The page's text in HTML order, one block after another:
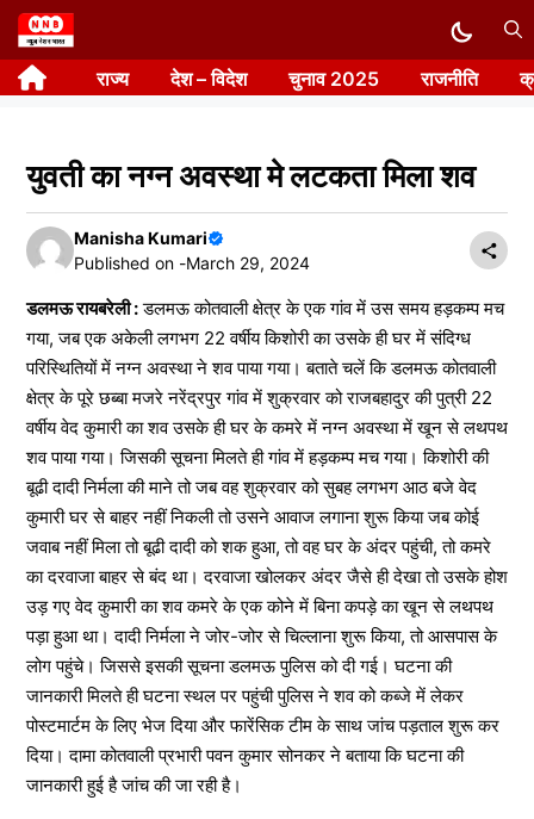
Skip
to
content राज्य देश – विदेश चुनाव 2025 राजनीति
युवती का नग्न अवस्था मे लटकता मिला शव
Manisha Kumari
Published on -March 29, 2024
डलमऊ रायबरेली :डलमऊ कोतवाली क्षेत्र के एक गांव में उस समय हड़कम्प मच
गया, जब एक अकेली लगभग 22 वर्षीय किशोरी का उसके ही घर में संदिग्ध
परिस्थितियों में नग्न अवस्था ने शव पाया गया। बताते चलें कि डलमऊ कोतवाली
क्षेत्र के पूरे छब्बा मजरे नरेंद्रपुर गांव में शुक्रवार को राजबहादुर की पुत्री 22
वर्षीय वेद कुमारी का शव उसके ही घर के कमरे में नग्न अवस्था में खून से लथपथ
शव पाया गया। जिसकी सूचना मिलते ही गांव में हड़कम्प मच गया। किशोरी की
बूढी दादी निर्मला की माने तो जब वह शुक्रवार को सुबह लगभग आठ बजे वेद
कुमारी घर से बाहर नहीं निकली तो उसने आवाज लगाना शुरू किया जब कोई
जवाब नहीं मिला तो बूढी दादी को शक हुआ, तो वह घर के अंदर पहुंची, तो कमरे
का दरवाजा बाहर से बंद था। दरवाजा खोलकर अंदर जैसे ही देखा तो उसके होश
उड़ गए वेद कुमारी का शव कमरे के एक कोने में बिना कपड़े का खून से लथपथ
पड़ा हुआ था। दादी निर्मला ने जोर-जोर से चिल्लाना शुरू किया, तो आसपास के
लोग पहुंचे। जिससे इसकी सूचना डलमऊ पुलिस को दी गई। घटना की
जानकारी मिलते ही घटना स्थल पर पहुंची पुलिस ने शव को कब्जे में लेकर
पोस्टमार्टम के लिए भेज दिया और फारेंसिक टीम के साथ जांच पड़ताल शुरू कर
दिया। दामा कोतवाली प्रभारी पवन कुमार सोनकर ने बताया कि घटना की
जानकारी हुई है जांच की जा रही है।